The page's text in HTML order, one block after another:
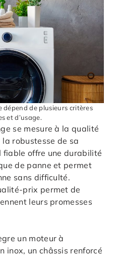
dépend de plusieurs critères
et d’usage.
se mesure à la qualité
robustesse de sa
fiable offre une durabilité
de panne et permet
sans difficulté.
prix permet de
leurs promesses
un moteur à
inox, un châssis renforcé